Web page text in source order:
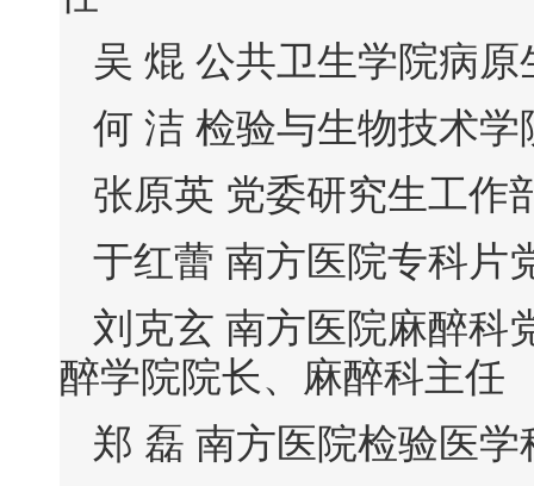
吴 焜 公共卫生学院病
何 洁 检验与生物技术
张原英 党委研究生工作
于红蕾 南方医院专科片
刘克玄 南方医院麻醉科
醉学院院长、麻醉科主任
郑 磊 南方医院检验医